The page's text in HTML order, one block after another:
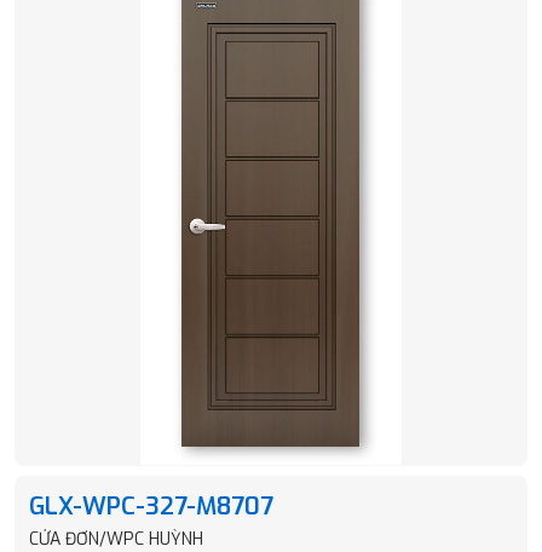
GLX-WPC-327-M8707
CỬA ĐƠN/WPC HUỲNH